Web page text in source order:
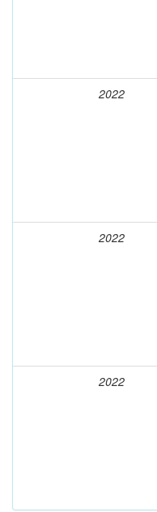
2022
2022
2022